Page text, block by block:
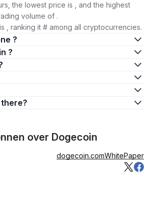
the lowest price is , and the highest
volume of .
, ranking it # among all cryptocurrencies.
?
?
are there?
over Dogecoin
dogecoin.comWhitePaper